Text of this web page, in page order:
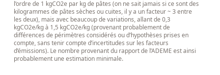
l’ordre de 1 kgCO2e par kg de pâtes (on ne sait jamais si ce sont des
kilogrammes de pâtes sèches ou cuites, il y a un facteur ~ 3 entre
les deux), mais avec beaucoup de variations, allant de 0,3
kgCO2e/kg à 1,5 kgCO2e/kg (provenant probablement de
différences de périmètres considérés ou d’hypothèses prises en
compte, sans tenir compte d’incertitudes sur les facteurs
d’émissions). Le nombre provenant du rapport de l’ADEME est ainsi
probablement une estimation minimale.